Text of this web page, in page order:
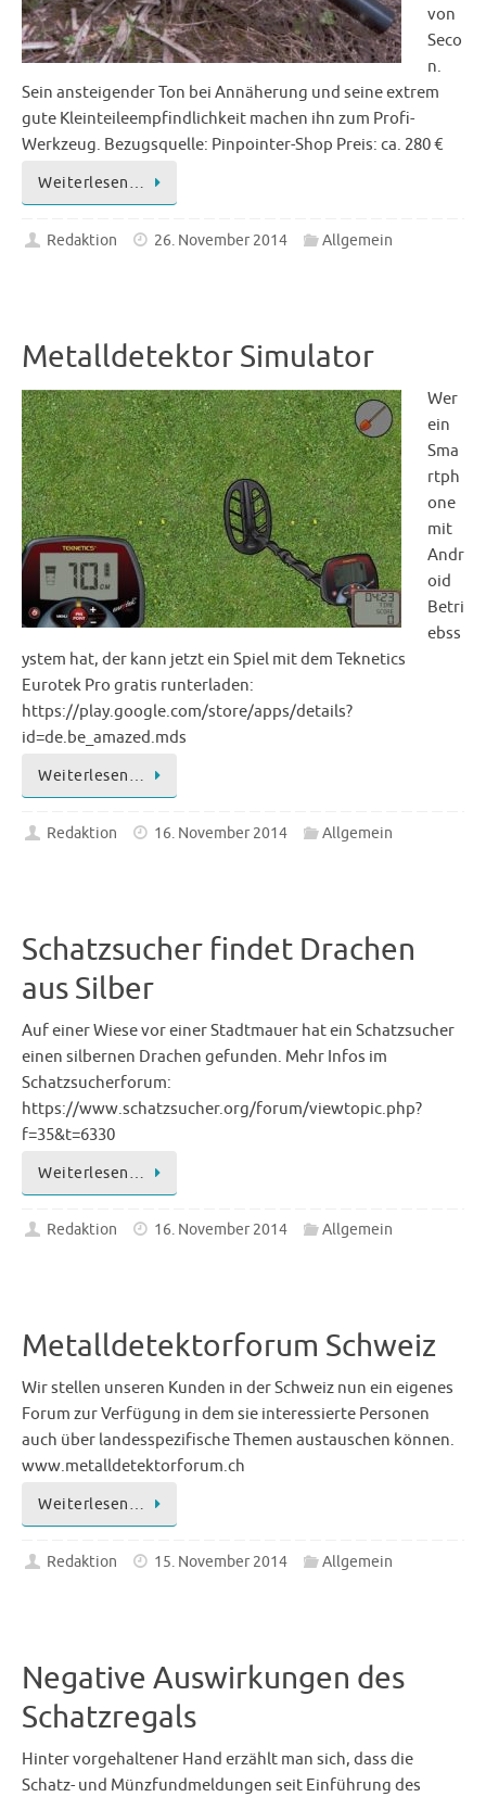
von
Seco
n.
Sein ansteigender Ton bei Annäherung und seine extrem
gute Kleinteileempfindlichkeit machen ihn zum Profi-
Werkzeug. Bezugsquelle: Pinpointer-Shop Preis: ca. 280 €
Weiterlesen…
Redaktion 26. November 2014 Allgemein
Metalldetektor Simulator
Wer
ein
Sma
rtph
one
mit
Andr
oid
Betri
ebss
ystem hat, der kann jetzt ein Spiel mit dem Teknetics
Eurotek Pro gratis runterladen:
https://play.google.com/store/apps/details?
id=de.be_amazed.mds
Weiterlesen…
Redaktion 16. November 2014 Allgemein
Schatzsucher findet Drachen
aus Silber
Auf einer Wiese vor einer Stadtmauer hat ein Schatzsucher
einen silbernen Drachen gefunden. Mehr Infos im
Schatzsucherforum:
https://www.schatzsucher.org/forum/viewtopic.php?
f=35&t=6330
Weiterlesen…
Redaktion 16. November 2014 Allgemein
Metalldetektorforum Schweiz
Wir stellen unseren Kunden in der Schweiz nun ein eigenes
Forum zur Verfügung in dem sie interessierte Personen
auch über landesspezifische Themen austauschen können.
www.metalldetektorforum.ch
Weiterlesen…
Redaktion 15. November 2014 Allgemein
Negative Auswirkungen des
Schatzregals
Hinter vorgehaltener Hand erzählt man sich, dass die
Schatz- und Münzfundmeldungen seit Einführung des